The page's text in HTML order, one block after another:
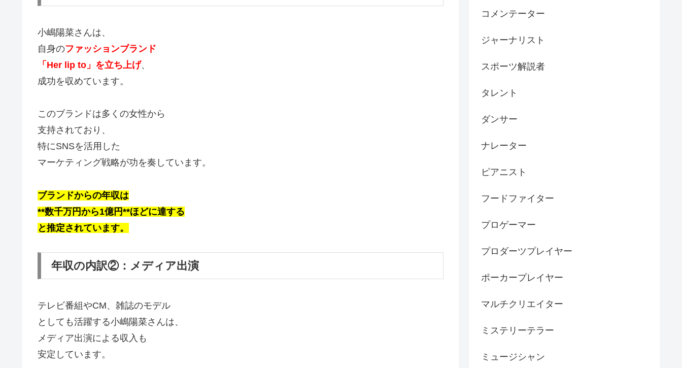
小嶋陽菜さんは、
自身のファッションブランド
「Her lip to」を立ち上げ、
成功を収めています。
このブランドは多くの女性から
支持されており、
特にSNSを活用した
マーケティング戦略が功を奏しています。
ブランドからの年収は
**数千万円から1億円**ほどに達する
と推定されています。
年収の内訳②：メディア出演
テレビ番組やCM、雑誌のモデル
としても活躍する小嶋陽菜さんは、
メディア出演による収入も
安定しています。
コメンテーター
ジャーナリスト
スポーツ解説者
タレント
ダンサー
ナレーター
ピアニスト
フードファイター
プロゲーマー
プロダーツプレイヤー
ポーカープレイヤー
マルチクリエイター
ミステリーテラー
ミュージシャン